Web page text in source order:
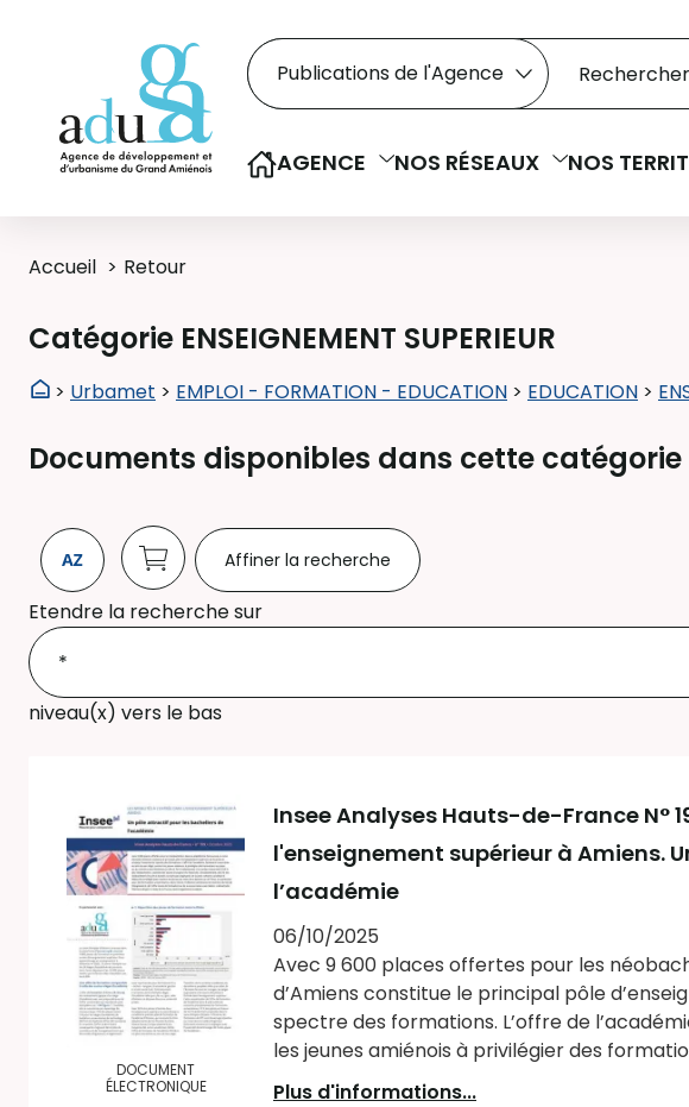
Rechercher dans le catalogue
Recherche
Sélectionner le type de la recherche
AGENCE NOS RÉSEAUX NOS
Accueil Retour
Catégorie ENSEIGNEMENT SUPERIEUR
> Urbamet > EMPLOI - FORMATION - EDUCATION > EDUCATION >
Documents disponibles dans cette catégorie
Affiner la recherche
Etendre la recherche sur
niveau(x) vers le bas
DOCUMENT
ÉLECTRONIQUE
Insee Analyses Hauts-de-France N°
l'enseignement supérieur à Amiens.
l’académie
06/10/2025
Avec 9 600 places offertes pour les
d’Amiens constitue le principal pôle
spectre des formations. L’offre de
les jeunes amiénois à privilégier des
Plus d'informations...